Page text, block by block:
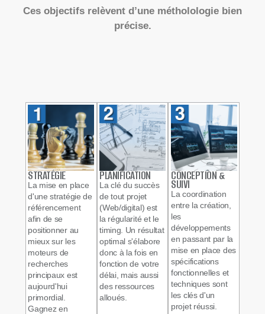
Ces objectifs relèvent d’une métholologie bien
précise.
STRATÉGIE
La mise en place
d'une stratégie de
référencement
afin de se
positionner au
mieux sur les
moteurs de
recherches
principaux est
aujourd'hui
primordial.
Gagnez en
PLANIFICATION
La clé du succès
de tout projet
(Web/digital) est
la régularité et le
timing. Un résultat
optimal s'élabore
donc à la fois en
fonction de votre
délai, mais aussi
des ressources
alloués.
CONCEPTION &
SUIVI
La coordination
entre la création,
les
développements
en passant par la
mise en place des
spécifications
fonctionnelles et
techniques sont
les clés d'un
projet réussi.